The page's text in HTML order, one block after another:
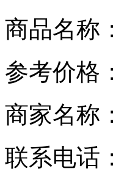
商品名称
参考价格
商家名称
联系电话